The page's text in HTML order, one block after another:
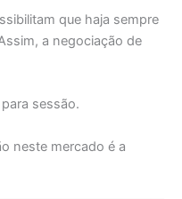
que haja sempre
a negociação de
sessão.
neste mercado é a